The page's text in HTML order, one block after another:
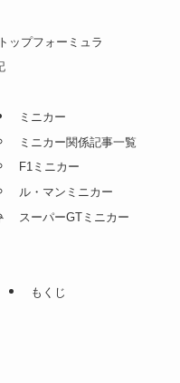
ップフォーミュラ
ミニカー
ミニカー関係記事一覧
F1ミニカー
ル・マンミニカー
スーパーGTミニカー
もくじ